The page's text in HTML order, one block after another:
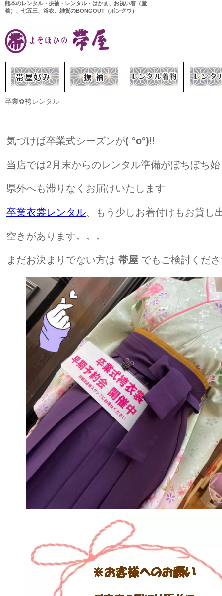
熊本のレンタル・振袖・レンタル・はかま、お祝い着（産
着）、七五三、浴衣、雑貨のBONGOUT（ボングウ）
卒業✿袴レンタル
気づけば卒業式シーズンが( °o°)!!
当店では2月末からのレンタル準備がぼちぼち
県外へも滞りなくお届けいたします
卒業衣裳レンタル、もう少しお着付けもお貸し
空きがあります。。。
まだお決まりでない方は 帯屋 でもご検討くだ